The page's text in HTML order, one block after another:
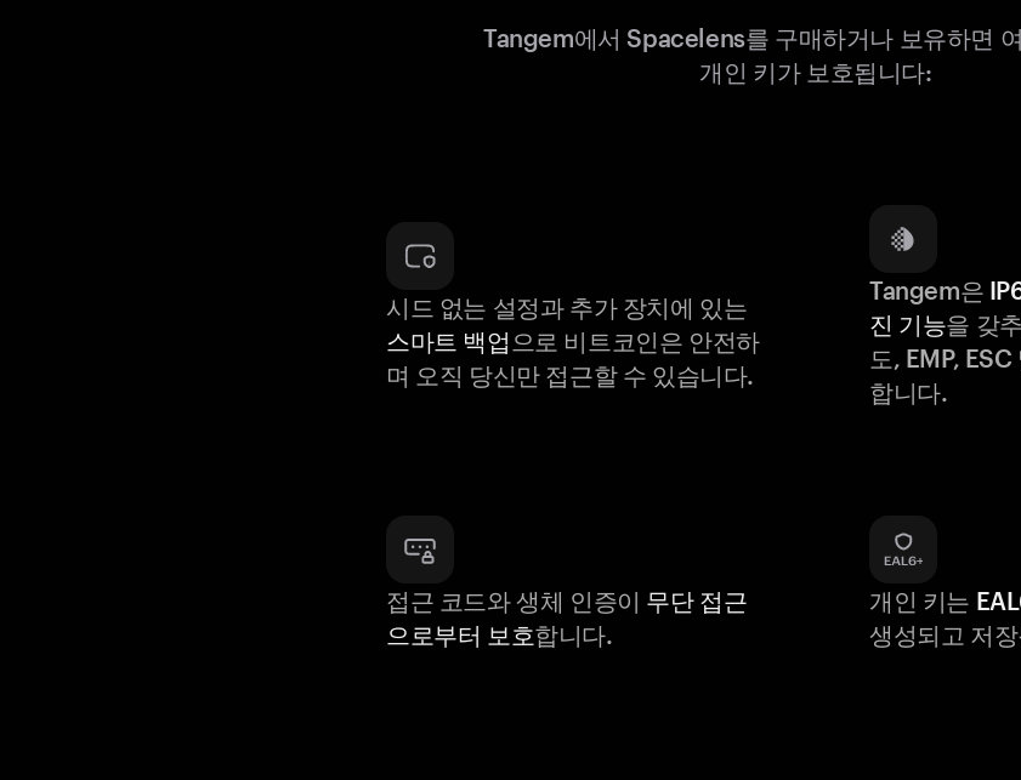
Tangem에서 Spacelens를 구매하거나 보유하면
개인 키가 보호됩니다:
시드 없는 설정과 추가 장치에 있는
스마트 백업 으로 비트코인은 안전하
며 오직 당신만 접근할 수 있습니다.
Tangem은
진 기능을 갖
도, EMP,
합니다.
접근 코드와 생체 인증이 무단 접근
으로부터 보호합니다.
개인 키는
생성되고 저